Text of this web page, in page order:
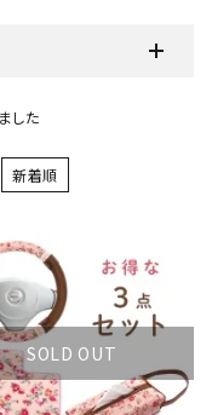
した
新着順
SOLD OUT